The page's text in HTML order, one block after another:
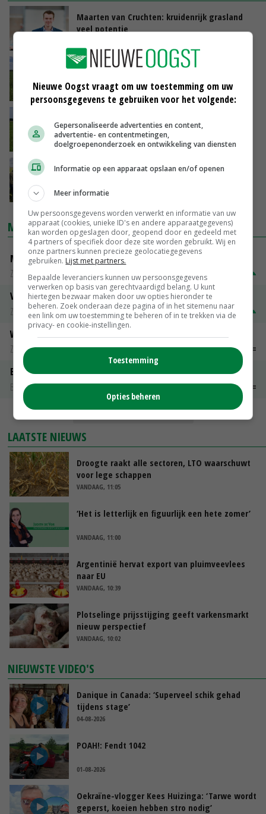
Maarten van Cruchten: kruidenrijk grasland
veel potentie
Start onderzoek 'Kruidenrijk grasland, de
07-10-2019
11-03-2019
Kruiden doorzaaien met speciale machine
07-03-2019
MARKTPRIJZEN
Magere melkpoeder
Zuivel weekprijzen
€ 269,00
Volle melkpoeder
Zuivel weekprijzen
€ 345,00 € 20,00
Weipoeder
Zuivel weekprijzen
€ 134,00 € 0,00
Boeren Gouda 12 kg
Boerenkaas
€ 6,05 € 0,00
LAATSTE NIEUWS
Droogte raakt alle sectoren, LTO waarschuwt
voor lege schappen
VANDAAG, 11:05
‘Het is letterlijk en figuurlijk een hete zomer’
VANDAAG, 11:00
Argentinië hervat export van pluimveevlees
naar EU
VANDAAG, 10:39
Plotselinge prijsstijging geeft varkensmarkt
nieuw perspectief
VANDAAG, 10:02
NIEUWSTE VIDEO'S
Danique in Canada: ‘Superveel schik gehad
tijdens stage’
04-08-2026
POAH!: Fendt 1042
01-08-2026
Oekraïne-vlogger Kees Huizinga: ‘Tarwe wordt
geperst, koeien hebben stro nodig’
Nieuwe Oogst vraagt om uw toestemming om uw
persoonsgegevens te gebruiken voor het volgende:
Gepersonaliseerde advertenties en content,
advertentie- en contentmetingen,
doelgroepenonderzoek en ontwikkeling van diensten
Informatie op een apparaat opslaan en/of openen
Meer informatie
Uw persoonsgegevens worden verwerkt en informatie van uw
apparaat (cookies, unieke ID's en andere apparaatgegevens)
kan worden opgeslagen door, geopend door en gedeeld met
4 partners of specifiek door deze site worden gebruikt. Wij en
onze partners kunnen precieze geolocatiegegevens
gebruiken. Lijst met partners.
Bepaalde leveranciers kunnen uw persoonsgegevens
verwerken op basis van gerechtvaardigd belang. U kunt
hiertegen bezwaar maken door uw opties hieronder te
beheren. Zoek onderaan deze pagina of in het sitemenu naar
een link om uw toestemming te beheren of in te trekken via de
privacy- en cookie-instellingen.
Toestemming
Opties beheren